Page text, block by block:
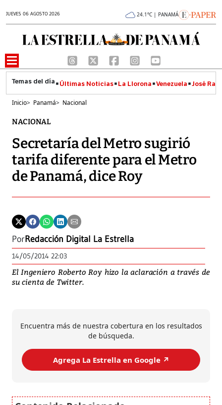
JUEVES 06 AGOSTO 2026 24.1°C | PANAMÁ
Últimas Noticias La Llorona Venezuela José
Inicio> Panamá> Nacional
NACIONAL
Secretaría del Metro sugirió
tarifa diferente para el Metro
de Panamá, dice Roy
PorRedacción Digital La Estrella
14/05/2014 22:03
El Ingeniero Roberto Roy hizo la aclaración a través de
su cienta de Twitter.
Encuentra más de nuestra cobertura en los resultados
de búsqueda.
Agrega La Estrella en Google ↗️